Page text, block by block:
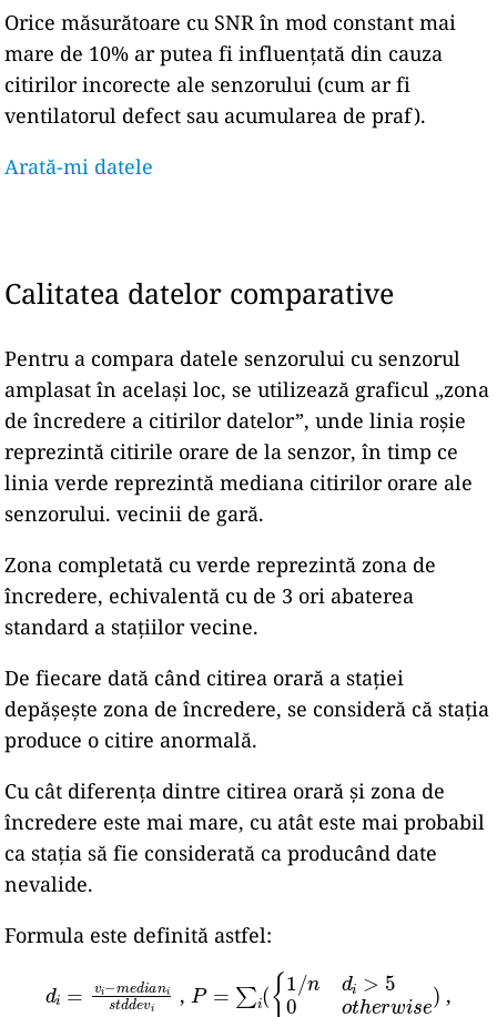
Orice măsurătoare cu SNR în mod constant mai
mare de 10% ar putea fi influențată din cauza
citirilor incorecte ale senzorului (cum ar fi
ventilatorul defect sau acumularea de praf).
Arată-mi datele
Calitatea datelor comparative
Pentru a compara datele senzorului cu senzorul
amplasat în același loc, se utilizează graficul „zona
de încredere a citirilor datelor”, unde linia roșie
reprezintă citirile orare de la senzor, în timp ce
linia verde reprezintă mediana citirilor orare ale
senzorului. vecinii de gară.
Zona completată cu verde reprezintă zona de
încredere, echivalentă cu de 3 ori abaterea
standard a stațiilor vecine.
De fiecare dată când citirea orară a stației
depășește zona de încredere, se consideră că stația
produce o citire anormală.
Cu cât diferența dintre citirea orară și zona de
încredere este mai mare, cu atât este mai probabil
ca stația să fie considerată ca producând date
nevalide.
Formula este definită astfel:
d i−media st ev
, P= i({1 / nd i>5 ot he r e ,